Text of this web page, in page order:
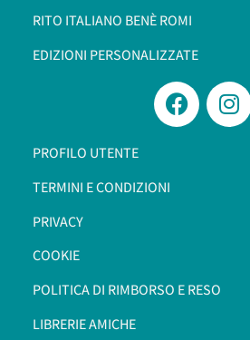
RITO ITALIANO BENÈ ROMI​
EDIZIONI PERSONALIZZATE
PROFILO UTENTE
TERMINI E CONDIZIONI
PRIVACY
COOKIE
POLITICA DI RIMBORSO E RESO
LIBRERIE AMICHE